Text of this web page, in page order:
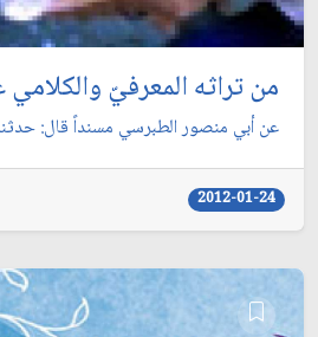
من تراثه المعرفيّ والكلامي
عن أبي منصور الطبرسي مسنداً قال:
2012-01-24